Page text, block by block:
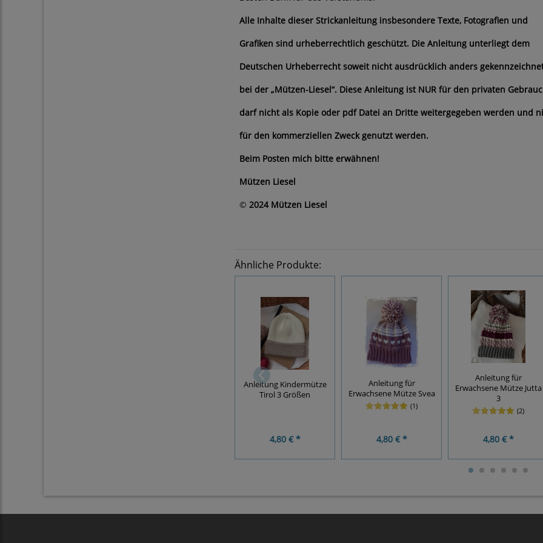
Alle Inhalte dieser Strickanleitung insbesondere Texte, Fotografien und
Grafiken sind urheberrechtlich geschützt. Die Anleitung unterliegt dem
Deutschen Urheberrecht soweit nicht ausdrücklich anders
bei der „Mützen-Liesel“. Diese Anleitung ist NUR für den privaten
darf nicht als Kopie oder pdf Datei an Dritte weitergegeben werden und
für den kommerziellen Zweck genutzt werden.
Beim Posten mich bitte erwähnen!
Mützen Liesel
© 2024 Mützen Liesel
Ähnliche Produkte:
Anleitung Kindermütze
Tirol 3 Größen
4,80 € *
Anleitung für
Erwachsene Mütze Svea
(1)
4,80 € *
Anleitung für
Erwachsene Mütze Jutta
3
(2)
4,80 € *